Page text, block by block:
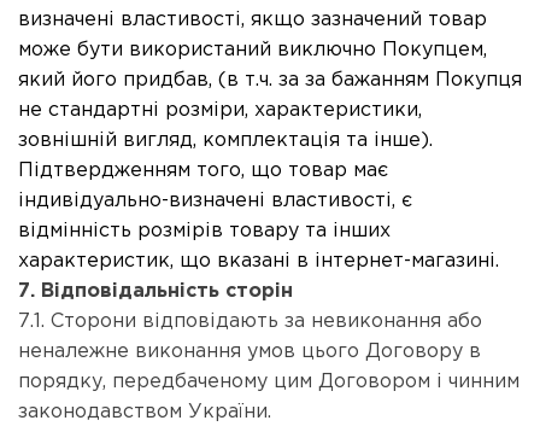
визначені властивості, якщо зазначений товар
може бути використаний виключно Покупцем,
який його придбав, (в т.ч. за за бажанням Покупця
не стандартні розміри, характеристики,
зовнішній вигляд, комплектація та інше).
Підтвердженням того, що товар має
індивідуально-визначені властивості, є
відмінність розмірів товару та інших
характеристик, що вказані в інтернет-магазині.
7. Відповідальність сторін
7.1. Сторони відповідають за невиконання або
неналежне виконання умов цього Договору в
порядку, передбаченому цим Договором і чинним
законодавством України.